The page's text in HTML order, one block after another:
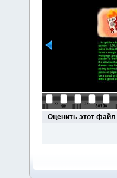
Оценить этот файл